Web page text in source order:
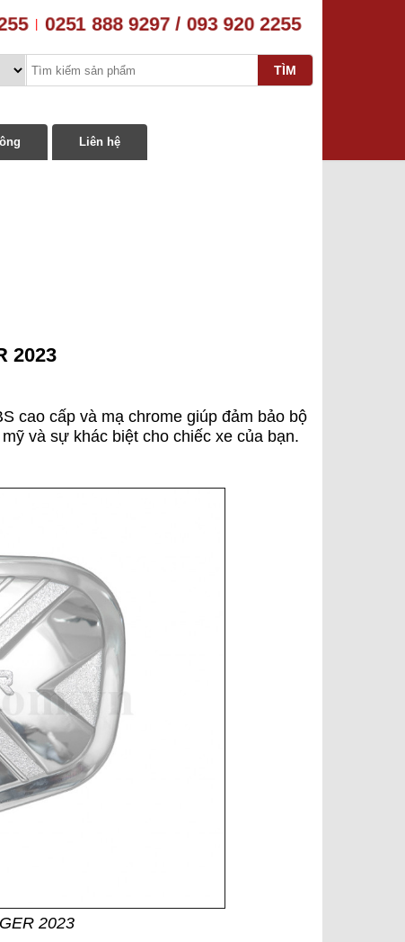
0251 888 9297 / 093 920 2255
Liên hệ
2023
cao cấp và mạ chrome giúp đảm bảo bộ
và sự khác biệt cho chiếc xe của bạn.
2023